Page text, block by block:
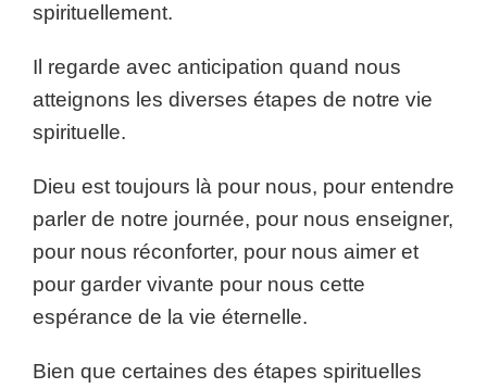
spirituellement.
Il regarde avec anticipation quand nous
atteignons les diverses étapes de notre vie
spirituelle.
Dieu est toujours là pour nous, pour entendre
parler de notre journée, pour nous enseigner,
pour nous réconforter, pour nous aimer et
pour garder vivante pour nous cette
espérance de la vie éternelle.
Bien que certaines des étapes spirituelles